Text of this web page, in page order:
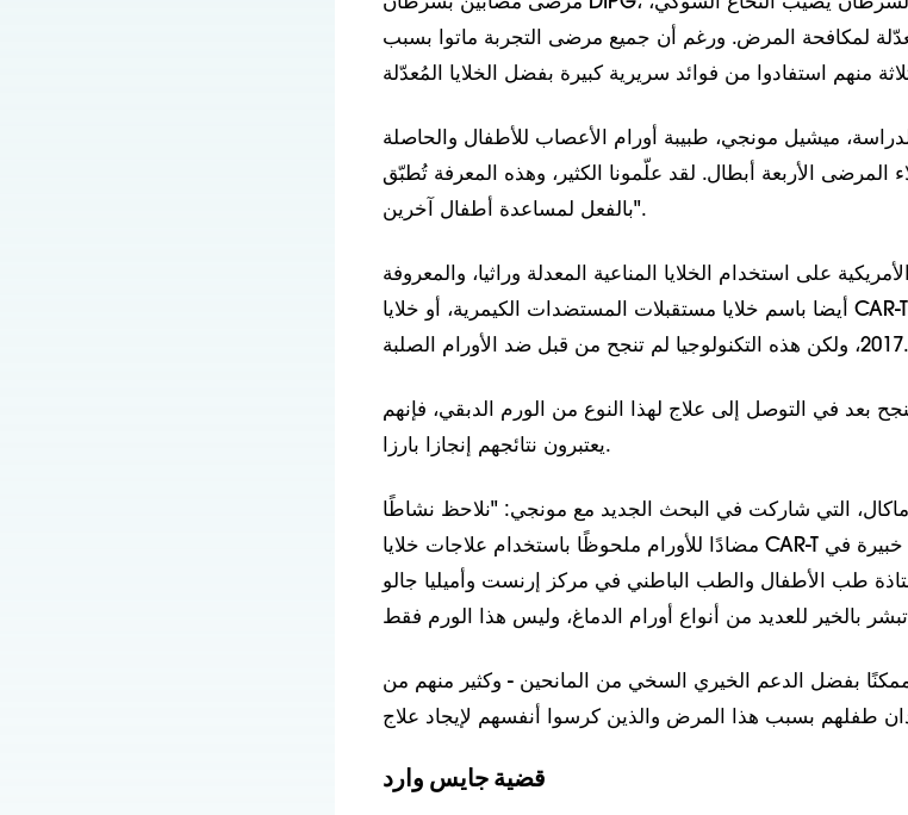
مُعدّلة لمكافحة المرض. ورغم أن جميع مرضى التجربة ماتوا بسبب
ميشيل مونجي، طبيبة أورام الأعصاب للأطفال والحاصلة
المرضى الأربعة أبطال. لقد علّمونا الكثير، وهذه المعرفة تُطبّق
بالفعل لمساعدة أطفال آخرين".
على استخدام الخلايا المناعية المعدلة وراثيا، والمعروفة
أيضا باسم خلايا مستقبلات المستضدات الكيمرية، أو خلايا CAR-T، لعلاج سرطانات الدم في عام
2017، ولكن هذه التكنولوجيا لم تنجح من قبل ضد الأورام الصلبة.
بعد في التوصل إلى علاج لهذا النوع من الورم الدبقي، فإنهم
يعتبرون نتائجهم إنجازا بارزا.
ماكال، التي شاركت في البحث الجديد مع مونجي: "نلاحظ نشاطًا
مضادًا للأورام ملحوظًا باستخدام علاجات خلايا CAR-T في هذا المرض الخطير". ماكال خبيرة في
طب الأطفال والطب الباطني في مركز إرنست وأميليا جالو
بفضل الدعم الخيري السخي من المانحين - وكثير منهم من
قضية جايس وارد